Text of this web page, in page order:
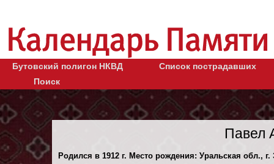
Бутовский полигон НКВД
Список пострадавших
Поиск
Павел
Родился в 1912 г. Место рождения: Уральская обл., г.